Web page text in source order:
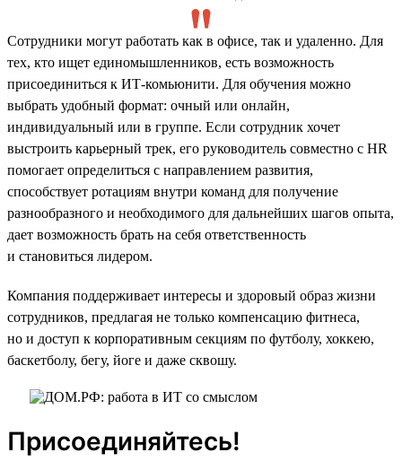
Сотрудники могут работать как в офисе, так и удаленно. Для
тех, кто ищет единомышленников, есть возможность
присоединиться к ИТ-комьюнити. Для обучения можно
выбрать удобный формат: очный или онлайн,
индивидуальный или в группе. Если сотрудник хочет
выстроить карьерный трек, его руководитель совместно с HR
помогает определиться с направлением развития,
способствует ротациям внутри команд для получение
разнообразного и необходимого для дальнейших шагов опыта,
дает возможность брать на себя ответственность
и становиться лидером.
Компания поддерживает интересы и здоровый образ жизни
сотрудников, предлагая не только компенсацию фитнеса,
но и доступ к корпоративным секциям по футболу, хоккею,
баскетболу, бегу, йоге и даже сквошу.
Присоединяйтесь!